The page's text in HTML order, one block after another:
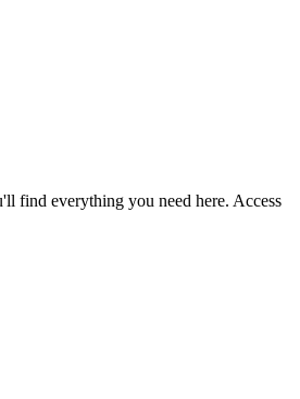
find everything you need here. Access